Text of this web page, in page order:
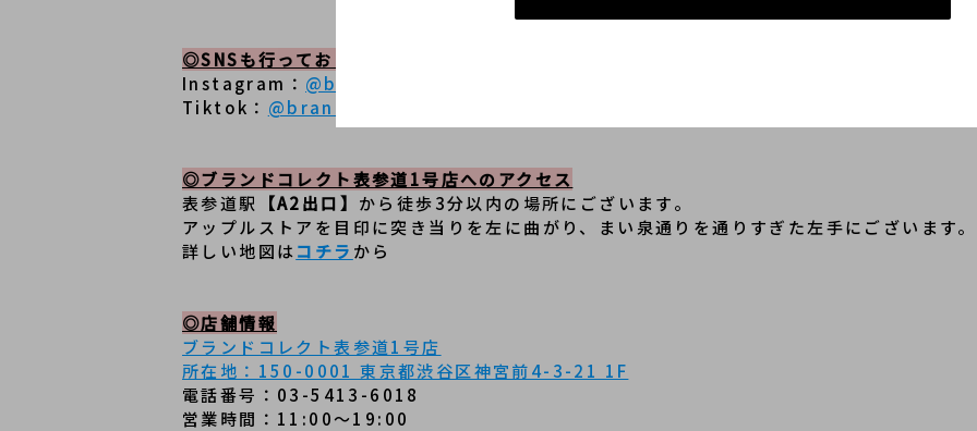
◎SNSも行っております！ぜひフォローをお願いします！
Instagram： @brandcollect_omotesando
Tiktok： @brandcollect_omotesando1
◎ブランドコレクト表参道1号店へのアクセス
表参道駅
【A2出口】 から徒歩3分以内の場所にございます。
アップルストアを目印に突き当りを左に曲がり、まい泉通りを通りすぎた左手にございます。
詳しい地図はコチラ から
◎店舗情報
ブランドコレクト表参道1号店
所在地：150-0001 東京都渋谷区神宮前4-3-21 1F
電話番号：03-5413-6018
営業時間：11:00～19:00